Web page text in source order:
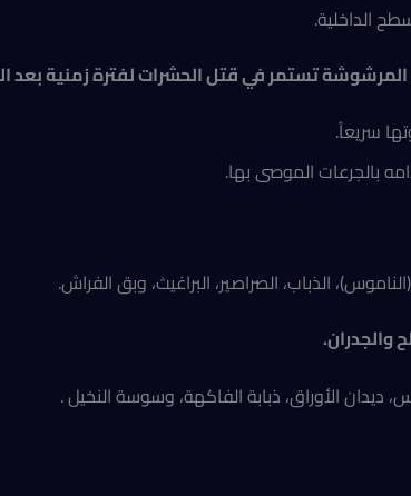
الداخلية.
تستمر في قتل الحشرات لفترة زمنية بعد
سريعاً.
بالجرعات الموصى بها.
الذباب، الصراصير، البراغيث، وبق الفراش.
الأوراق، ذبابة الفاكهة، وسوسة النخيل .